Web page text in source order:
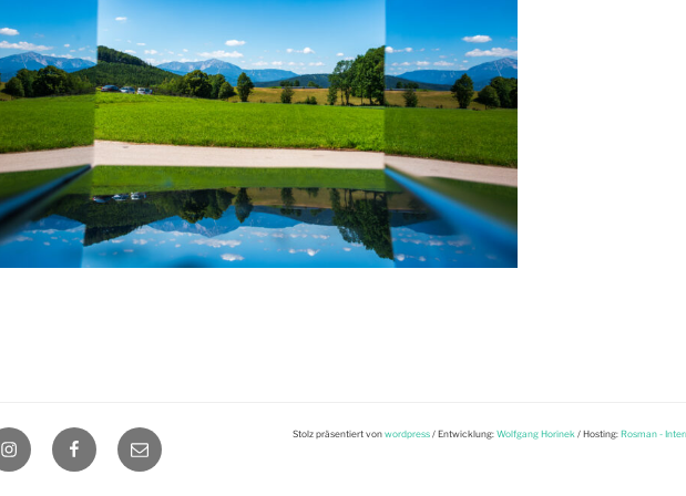
InstagramFacebookMail Stolz präsentiert vonwordpress / Entwicklung:Wolfgang Horinek / Hosting:Rosman -